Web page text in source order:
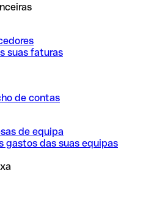
suas faturas
de contas
de equipa
gastos das suas equipas